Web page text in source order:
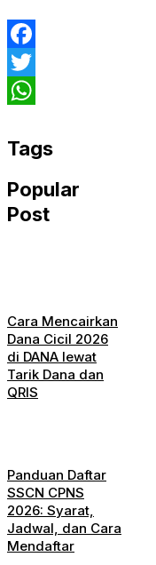
Facebook
Twitter
Tags
Popular
Post
Cara Mencairkan
Dana Cicil 2026
di DANA lewat
Tarik Dana dan
QRIS
Panduan Daftar
SSCN CPNS
2026: Syarat,
Jadwal, dan Cara
Mendaftar